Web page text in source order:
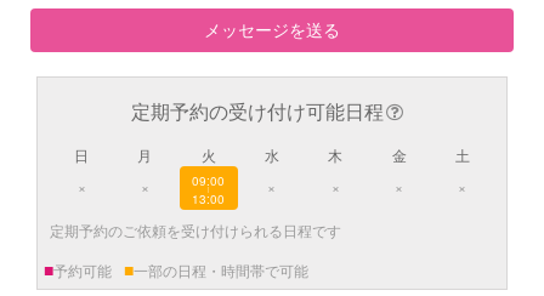
メッセージを送る
定期予約の受け付け可能日程
日
×
月
×
火
09:00
|
13:00
水
×
木
×
金
×
土
×
定期予約のご依頼を受け付けられる日程です
■予約可能 ■一部の日程・時間帯で可能